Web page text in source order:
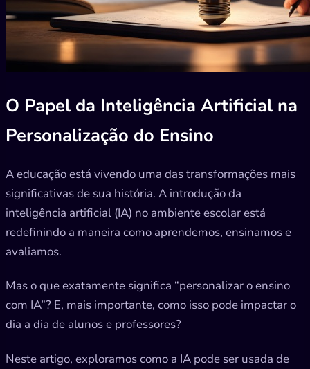
O Papel da Inteligência Artificial na
Personalização do Ensino
A educação está vivendo uma das transformações mais
significativas de sua história. A introdução da
inteligência artificial (IA) no ambiente escolar está
redefinindo a maneira como aprendemos, ensinamos e
avaliamos.
Mas o que exatamente significa “personalizar o ensino
com IA”? E, mais importante, como isso pode impactar o
dia a dia de alunos e professores?
Neste artigo, exploramos como a IA pode ser usada de